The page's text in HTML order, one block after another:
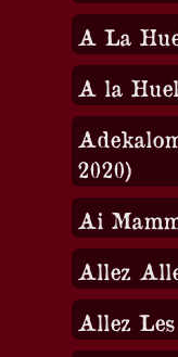
A La
A la
2020)
Ai
Allez
Allez